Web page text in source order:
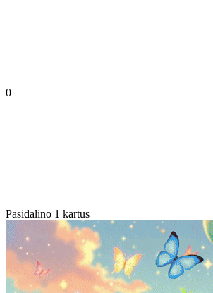
0
Pasidalino 1 kartus